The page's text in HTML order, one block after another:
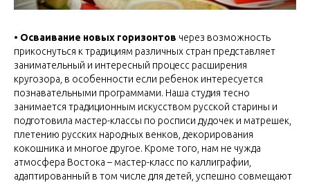
• Осваивание новых горизонтов через возможность
прикоснуться к традициям различных стран представляет
занимательный и интересный процесс расширения
кругозора, в особенности если ребенок интересуется
познавательными программами. Наша студия тесно
занимается традиционным искусством русской старины и
подготовила мастер-классы по росписи дудочек и матрешек,
плетению русских народных венков, декорирования
кокошника и многое другое. Кроме того, нам не чужда
атмосфера Востока – мастер-класс по каллиграфии,
адаптированный в том числе для детей, успешно совмещают